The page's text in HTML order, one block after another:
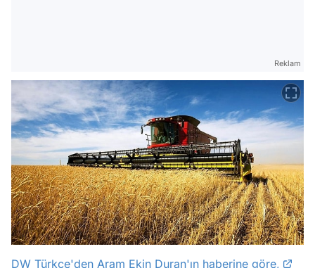
Reklam
DW Türkçe'den Aram Ekin Duran'ın haberine göre,